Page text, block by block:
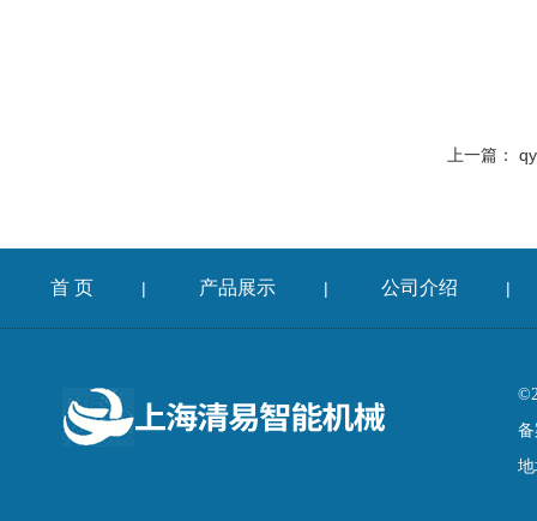
上一篇：
首 页 | 产品展示 | 公司介绍 |
备